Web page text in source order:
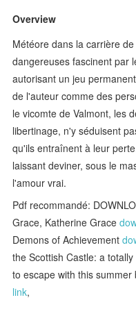
Overview
Météore dans la carrière
dangereuses fascinent par
autorisant un jeu
de l'auteur comme des
le vicomte de Valmont, les
libertinage, n'y séduisent
qu'ils entraînent à leur
laissant deviner, sous le
l'amour vrai.
Pdf recommandé:
Grace, Katherine Grace
Demons of Achievement
the Scottish Castle: a
to escape with this
link,